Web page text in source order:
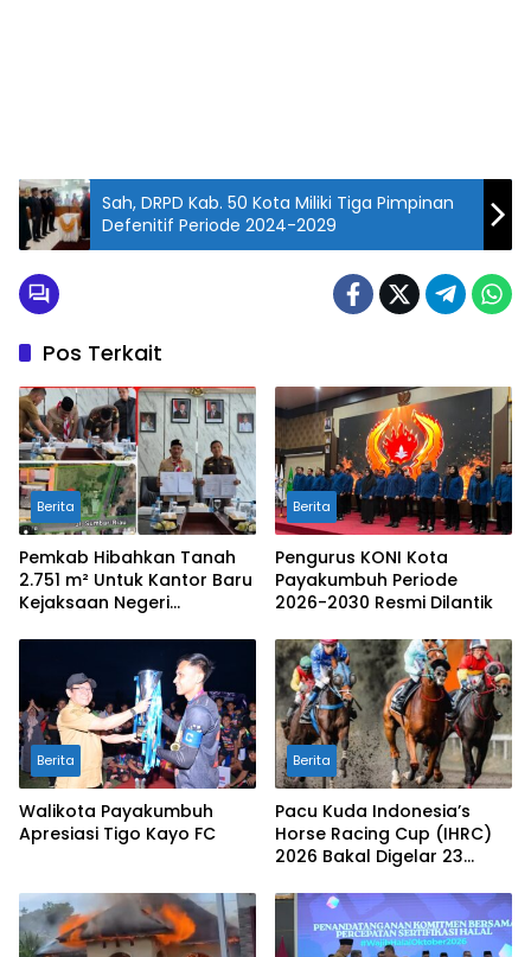
Sah, DRPD Kab. 50 Kota Miliki Tiga Pimpinan
Defenitif Periode 2024-2029
Pos Terkait
Berita
Pemkab Hibahkan Tanah
2.751 m² Untuk Kantor Baru
Kejaksaan Negeri
Berita
Pengurus KONI Kota
Payakumbuh Periode
2026-2030 Resmi Dilantik
Berita
Walikota Payakumbuh
Apresiasi Tigo Kayo FC
Berita
Pacu Kuda Indonesia’s
Horse Racing Cup (IHRC)
2026 Bakal Digelar 23